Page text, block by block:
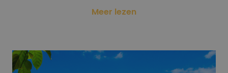
Meer lezen